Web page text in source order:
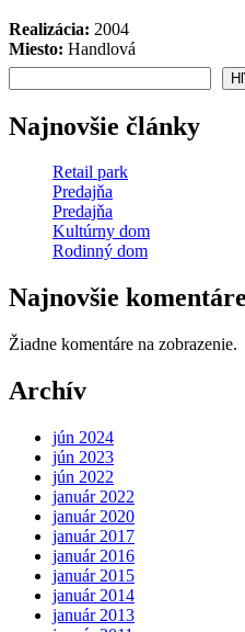
Realizácia: 2004
Miesto: Handlová
Najnovšie články
Retail park
Predajňa
Predajňa
Kultúrny dom
Rodinný dom
Najnovšie komentáre
Žiadne komentáre na zobrazenie.
Archív
jún 2024
jún 2023
jún 2022
január 2022
január 2020
január 2017
január 2016
január 2015
január 2014
január 2013